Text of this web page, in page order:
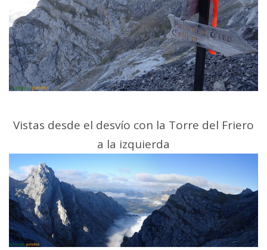
Vistas desde el desvío con la Torre del Friero
a la izquierda